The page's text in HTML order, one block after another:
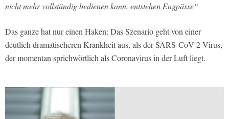
nicht mehr vollständig bedienen kann, entstehen Engpässe“
Das ganze hat nur einen Haken: Das Szenario geht von einer
deutlich dramatischeren Krankheit aus, als der SARS-CoV-2 Virus,
der momentan sprichwörtlich als Coronavirus in der Luft liegt.